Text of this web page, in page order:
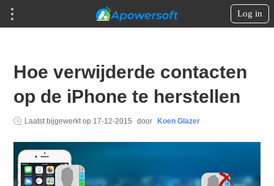
Log in
Hoe verwijderde contacten
op de iPhone te herstellen
Laatst bijgewerkt op 17-12-2015 door Koen Glazer